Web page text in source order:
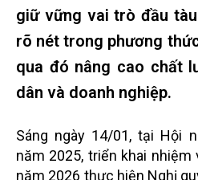
giữ vững vai trò đầu
rõ nét trong phương
qua đó nâng cao chất
dân và doanh nghiệp.
Sáng ngày 14/01, tại Hội
năm 2025, triển khai nhiệm
năm 2026 thực hiện Nghị